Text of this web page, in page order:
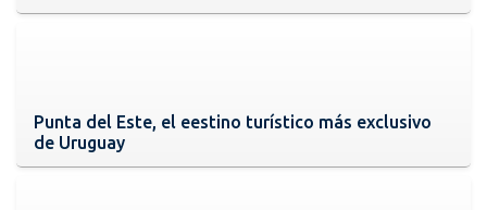
Punta del Este, el eestino turístico más exclusivo
de Uruguay